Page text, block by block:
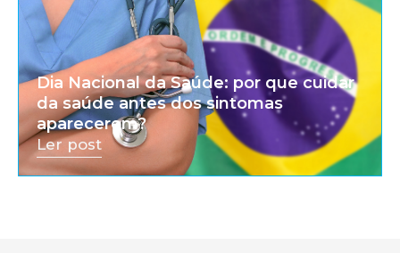
Dia Nacional da Saúde: por que cuidar
da saúde antes dos sintomas
aparecerem?
Ler post